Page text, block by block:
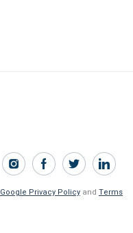
Google Privacy Policy and Terms